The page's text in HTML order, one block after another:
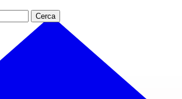
Cerca